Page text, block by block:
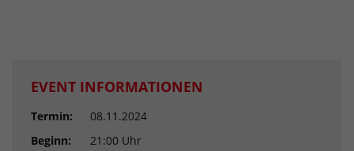
EVENT INFORMATIONEN
Termin:
08.11.2024
Beginn:
21:00 Uhr